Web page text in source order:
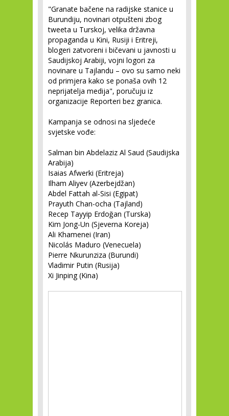
"Granate bačene na radijske stanice u
Burundiju, novinari otpušteni zbog
tweeta u Turskoj, velika državna
propaganda u Kini, Rusiji i Eritreji,
blogeri zatvoreni i bičevani u javnosti u
Saudijskoj Arabiji, vojni logori za
novinare u Tajlandu – ovo su samo neki
od primjera kako se ponaša ovih 12
neprijatelja medija", poručuju iz
organizacije Reporteri bez granica.
Kampanja se odnosi na sljedeće
svjetske vođe:
Salman bin Abdelaziz Al Saud (Saudijska
Arabija)
Isaias Afwerki (Eritreja)
Ilham Aliyev (Azerbejdžan)
Abdel Fattah al-Sisi (Egipat)
Prayuth Chan-ocha (Tajland)
Recep Tayyip Erdoğan (Turska)
Kim Jong-Un (Sjeverna Koreja)
Ali Khamenei (Iran)
Nicolás Maduro (Venecuela)
Pierre Nkurunziza (Burundi)
Vladimir Putin (Rusija)
Xi Jinping (Kina)